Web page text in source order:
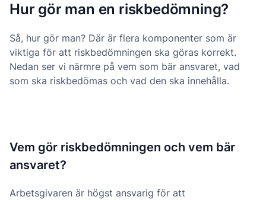
Hur gör man en riskbedömning?
Så, hur gör man? Där är flera komponenter som är
viktiga för att riskbedömningen ska göras korrekt.
Nedan ser vi närmre på vem som bär ansvaret, vad
som ska riskbedömas och vad den ska innehålla.
Vem gör riskbedömningen och vem bär
ansvaret?
Arbetsgivaren är högst ansvarig för att